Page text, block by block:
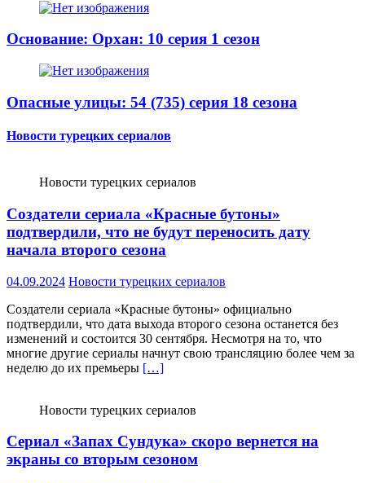
Основание: Орхан: 10 серия 1 сезон
Опасные улицы: 54 (735) серия 18 сезона
Новости турецких сериалов
Новости турецких сериалов
Создатели сериала «Красные бутоны»
подтвердили, что не будут переносить дату
начала второго сезона
04.09.2024 Новости турецких сериалов
Создатели сериала «Красные бутоны» официально
подтвердили, что дата выхода второго сезона останется без
изменений и состоится 30 сентября. Несмотря на то, что
многие другие сериалы начнут свою трансляцию более чем за
неделю до их премьеры […]
Новости турецких сериалов
Сериал «Запах Сундука» скоро вернется на
экраны со вторым сезоном